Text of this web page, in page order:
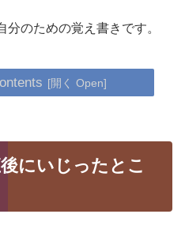
のための覚え書きです。
にいじったとこ